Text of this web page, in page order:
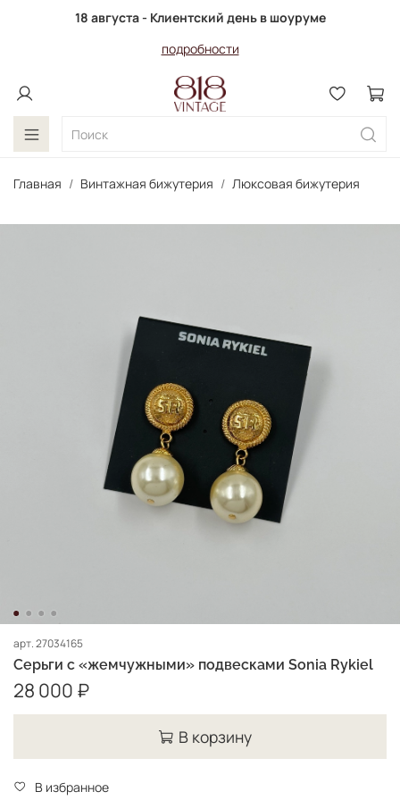
18 августа - Клиентский день в шоуруме
подробности
Главная Винтажная бижутерия Люксовая бижутерия
арт.27034165
Серьги с «жемчужными» подвесками Sonia Rykiel
28 000 ₽
В корзину
В избранное